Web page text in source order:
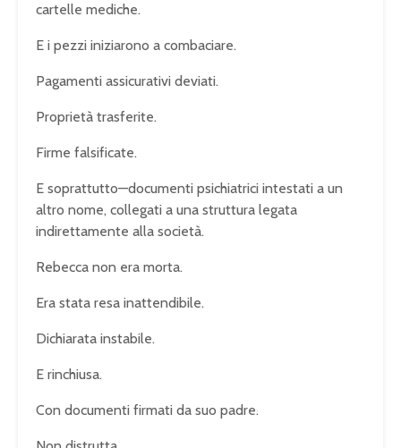
cartelle mediche.
E i pezzi iniziarono a combaciare.
Pagamenti assicurativi deviati.
Proprietà trasferite.
Firme falsificate.
E soprattutto—documenti psichiatrici intestati a un
altro nome, collegati a una struttura legata
indirettamente alla società.
Rebecca non era morta.
Era stata resa inattendibile.
Dichiarata instabile.
E rinchiusa.
Con documenti firmati da suo padre.